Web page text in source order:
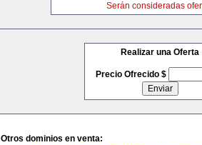
Serán consideradas
Realizar una Oferta
Precio Ofrecido $
Otros dominios en venta: